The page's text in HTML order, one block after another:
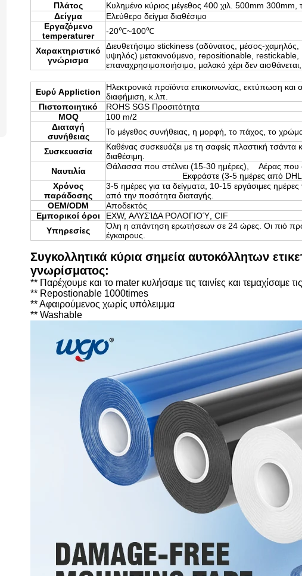
Πλάτος
Κυλημένο κύριος μέγεθος 400 χιλ. 500mm 300mm,
Δείγμα
Ελεύθερο δείγμα διαθέσιμο
Εργαζόμενο
temperaturer
-20℃~100℃
Χαρακτηριστικό
γνώρισμα
Διευθετήσιμο stickiness (αδύνατος, μέσος-
υψηλός) μετακινούμενο, repositionable, restickable,
επαναχρησιμοποιήσιμο, μαλακό χέρι δεν
Ευρύ Appliction
Ηλεκτρονικά προϊόντα επικοινωνίας, εκτύπωση
διαφήμιση, κ.λπ.
Πιστοποιητικό
ROHS SGS Προσιτότητα
MOQ
100 m/2
Διαταγή
συνήθειας
Το μέγεθος συνήθειας, η μορφή, το πάχος, το χρώμα
Συσκευασία
Καθένας συσκευάζει με τη σαφείς πλαστική τσάντα
διαθέσιμη.
Ναυτιλία
Θάλασσα που στέλνει (15-30 ημέρες),
Εκφράστε (3-5 ημέρες από DHL, το
Χρόνος
παράδοσης
3-5 ημέρες για τα δείγματα, 10-15 εργάσιμες
από την ποσότητα διαταγής.
OEM/ODM
Αποδεκτός
Εμπορικοί όροι
EXW, ΑΛΥΣΊΔΑ ΡΟΛΟΓΙΟΎ, CIF
Υπηρεσίες
Όλη η απάντηση ερωτήσεων σε 24 ώρες. Οι πιό
έγκαιρους.
Συγκολλητικά κύρια σημεία αυτοκόλλητων
γνωρίσματος:
** Παρέχουμε και το mater κυλήσαμε τις ταινίες και τεμαχίσαμε τις
** Repostionable 1000times
** Αφαιρούμενος χωρίς υπόλειμμα
** Washable